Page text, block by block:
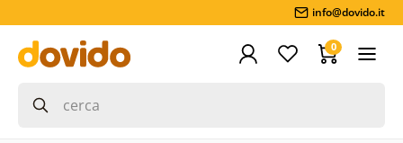
info@dovido.it
0